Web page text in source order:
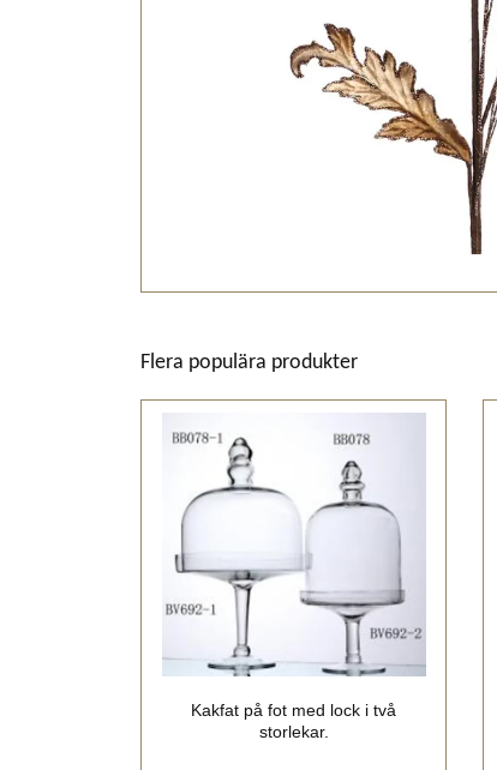
Flera populära produkter
Kakfat på fot med lock i två
storlekar.